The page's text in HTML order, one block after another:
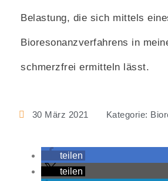
Belastung, die sich mittels
Bioresonanzverfahrens in
schmerzfrei ermitteln lässt.
30 März 2021 Kategorie:
teilen
teilen